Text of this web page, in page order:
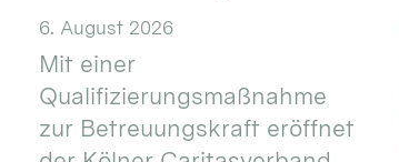
6. August 2026
Mit einer
Qualifizierungsmaßnahme
zur Betreuungskraft eröffnet